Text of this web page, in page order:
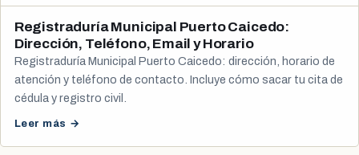
Registraduría Municipal Puerto Caicedo:
Dirección, Teléfono, Email y Horario
Registraduría Municipal Puerto Caicedo: dirección, horario de
atención y teléfono de contacto. Incluye cómo sacar tu cita de
cédula y registro civil.
Leer más →